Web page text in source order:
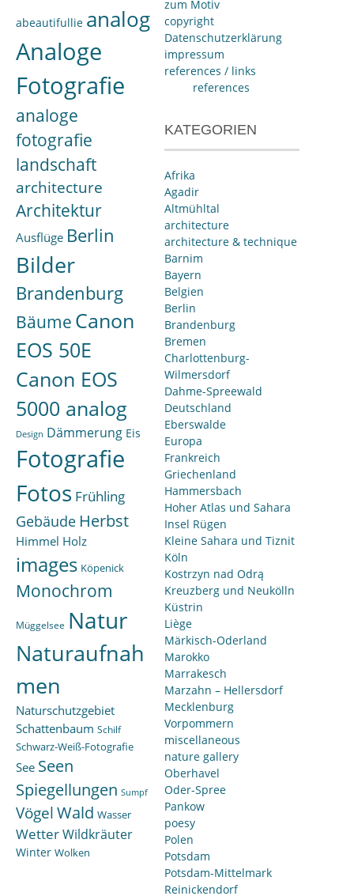
abeautifullie analog
Analoge
Fotografie
analoge
fotografie
landschaft
architecture
Architektur
Ausflüge Berlin
Bilder
Brandenburg
Bäume Canon
EOS 50E
Canon EOS
5000 analog
Design Dämmerung Eis
Fotografie
Fotos Frühling
Gebäude Herbst
Himmel Holz
images Köpenick
Monochrom
Müggelsee Natur
Naturaufnah
men
Naturschutzgebiet
Schattenbaum Schilf
Schwarz-Weiß-Fotografie
See Seen
Spiegellungen Sumpf
VögelWald Wasser
WetterWildkräuter
Winter Wolken
zum Motiv
copyright
Datenschutzerklärung
impressum
references / links
references
KATEGORIEN
Afrika
Agadir
Altmühltal
architecture
architecture & technique
Barnim
Bayern
Belgien
Berlin
Brandenburg
Bremen
Charlottenburg-
Wilmersdorf
Dahme-Spreewald
Deutschland
Eberswalde
Europa
Frankreich
Griechenland
Hammersbach
Hoher Atlas und Sahara
Insel Rügen
Kleine Sahara und Tiznit
Köln
Kostrzyn nad Odrą
Kreuzberg und Neukölln
Küstrin
Liège
Märkisch-Oderland
Marokko
Marrakesch
Marzahn – Hellersdorf
Mecklenburg
Vorpommern
miscellaneous
nature gallery
Oberhavel
Oder-Spree
Pankow
poesy
Polen
Potsdam
Potsdam-Mittelmark
Reinickendorf